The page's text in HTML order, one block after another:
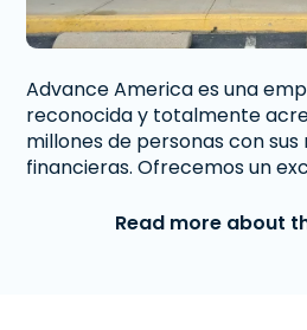
Advance America es una
reconocida y totalmente
millones de personas con sus
financieras. Ofrecemos un
dinero inmediato. Con
Read more about